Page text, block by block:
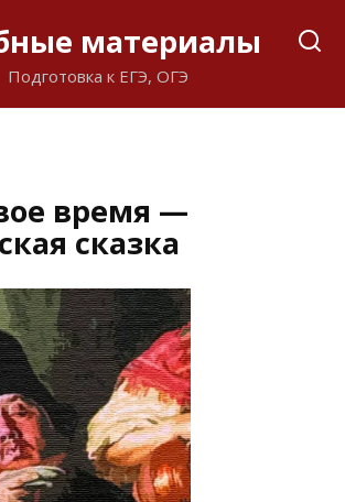
материалы
Подготовка к ЕГЭ, ОГЭ
время —
сказка